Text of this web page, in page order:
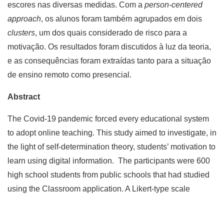
escores nas diversas medidas. Com a person-centered
approach, os alunos foram também agrupados em dois
clusters, um dos quais considerado de risco para a
motivação. Os resultados foram discutidos à luz da teoria,
e as consequências foram extraídas tanto para a situação
de ensino remoto como presencial.
Abstract
The Covid-19 pandemic forced every educational system
to adopt online teaching. This study aimed to investigate, in
the light of self-determination theory, students’ motivation to
learn using digital information. The participants were 600
high school students from public schools that had studied
using the Classroom application. A Likert-type scale